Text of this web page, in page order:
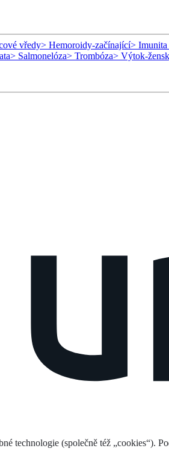
vředy> Hemoroidy-začínající> Imunita
> Salmonelóza> Trombóza> Výtok-
technologie (společně též „cookies“).